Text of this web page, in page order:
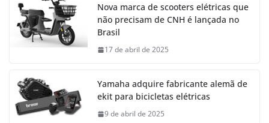
Nova marca de scooters elétricas que
não precisam de CNH é lançada no
Brasil
17 de abril de 2025
Yamaha adquire fabricante alemã de
ekit para bicicletas elétricas
9 de abril de 2025